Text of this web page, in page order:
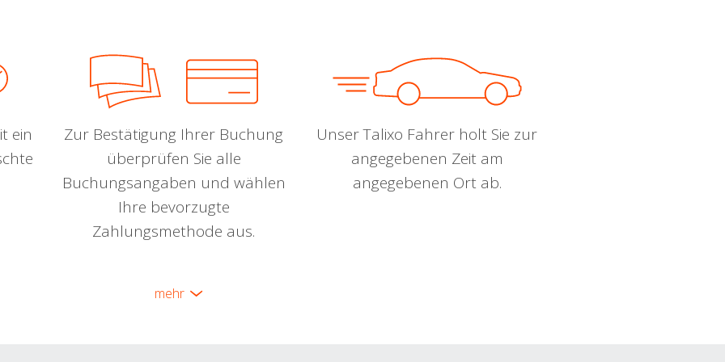
ein
Zur Bestätigung Ihrer Buchung
überprüfen Sie alle
Buchungsangaben und wählen
Ihre bevorzugte
Zahlungsmethode aus.
Unser Talixo Fahrer holt Sie zur
angegebenen Zeit am
angegebenen Ort ab.
mehr